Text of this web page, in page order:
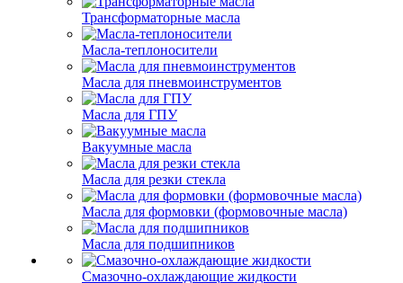
Трансформаторные масла
Масла-теплоносители
Масла для пневмоинструментов
Масла для ГПУ
Вакуумные масла
Масла для резки стекла
Масла для формовки (формовочные масла)
Масла для подшипников
Смазочно-охлаждающие жидкости